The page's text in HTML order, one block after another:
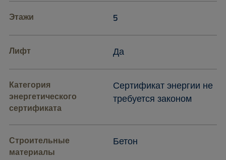
Этажи 5
Лифт Да
Категория
энергетического
сертификата
Сертификат энергии не
требуется законом
Строительные
материалы
Бетон